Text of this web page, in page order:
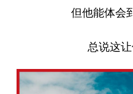
但他能体会
总说这